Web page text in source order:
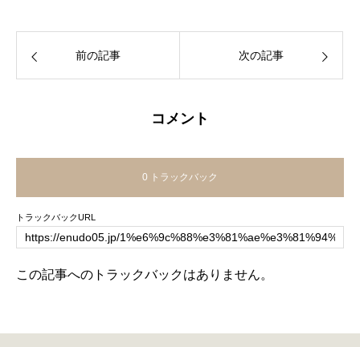
前の記事 次の記事
コメント
0 トラックバック
トラックバックURL
この記事へのトラックバックはありません。